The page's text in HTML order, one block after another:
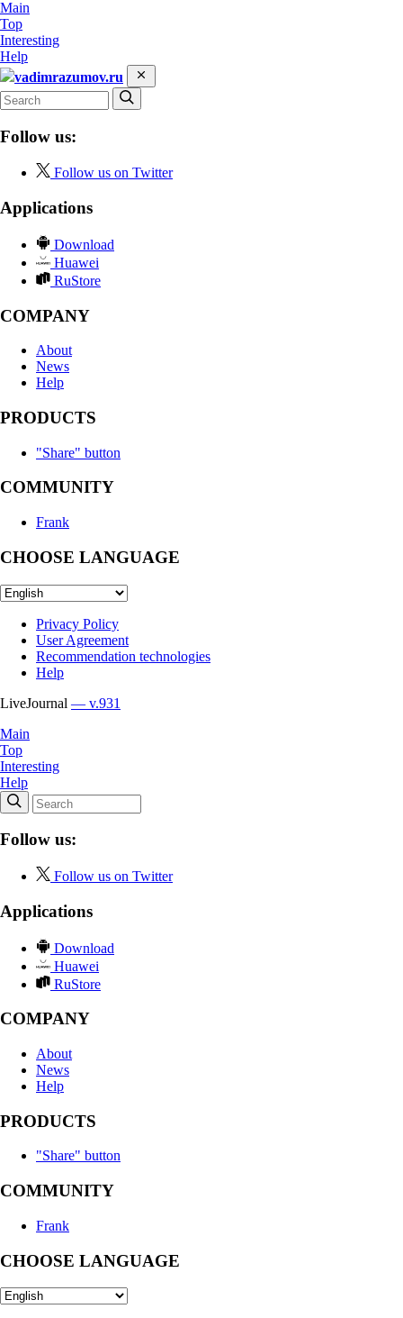
Main
Top
Interesting
Help
vadimrazumov.ru
Follow us:
Follow us on Twitter
Applications
Download
Huawei
RuStore
COMPANY
About
News
Help
PRODUCTS
"Share" button
COMMUNITY
Frank
CHOOSE LANGUAGE
Privacy Policy
User Agreement
Recommendation technologies
Help
LiveJournal — v.931
Main
Top
Interesting
Help
Follow us:
Follow us on Twitter
Applications
Download
Huawei
RuStore
COMPANY
About
News
Help
PRODUCTS
"Share" button
COMMUNITY
Frank
CHOOSE LANGUAGE